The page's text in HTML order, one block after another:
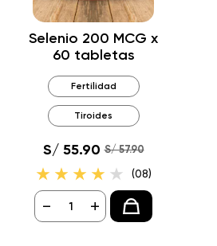
Selenio 200 MCG x
60 tabletas
Fertilidad
Tiroides
S/ 55.90 S/ 57.90
(08)
- +